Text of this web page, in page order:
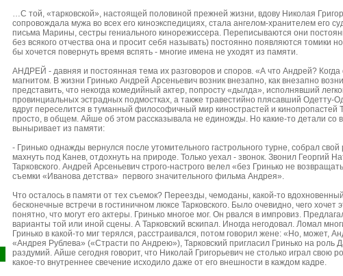
…С той, «тарковской», настоящей половиной прежней жизни, вдову Николая
сопровождала мужа во всех его киноэкспедициях, стала ангелом-хранителем его
письма Марины, сестры гениального кинорежиссера. Переписываются они
без всякого отчества она и просит себя называть) постоянно появляются томики
бы хочется повернуть время вспять - многие имена не уходят из памяти.
АНДРЕЙ - давняя и постоянная тема их разговоров и споров. «А что Андрей?
магнитом. В жизни Гринько Андрей Арсеньевич возник внезапно, как внезапно
представить, что некогда комедийный актер, попросту «дылда», исполнявший
провинциальных эстрадных подмостках, а также травестийно плясавший Одетту-
вдруг переселится в туманный философичный мир кинострастей и кинопропастей
просто, в общем. Айше об этом рассказывала не единожды. Но какие-то детали со
выныривает из памяти:
- Гринько однажды вернулся после утомительного гастрольного турне, собрал
махнуть под Канев, отдохнуть на природе. Только уехал - звонок. Звонил Георгий
Тарковского. Андрей Арсеньевич строго-настрого велел «без Гринько не
съемки «Иванова детства» первого значительного фильма Андрея».
Что осталось в памяти от тех съемок? Переезды, чемоданы, какой-то
бесконечные встречи в гостиничном люксе Тарковского. Было очевидно, чего
понятно, что могут его актеры. Гринько многое мог. Он рвался в импровиз.
варианты той или иной сцены. А Тарковский вскипал. Иногда негодовал. Ломал
Гринько в какой-то миг терялся, расстраивался, потом говорил жене: «Но, может,
«Андрея Рублева» («Страсти по Андрею»), Тарковский пригласил Гринько на роль
раздумий. Айше сегодня говорит, что Николай Григорьевич не столько играл свою
какое-то внутреннее свечение исходило даже от его внешности в каждом кадре.